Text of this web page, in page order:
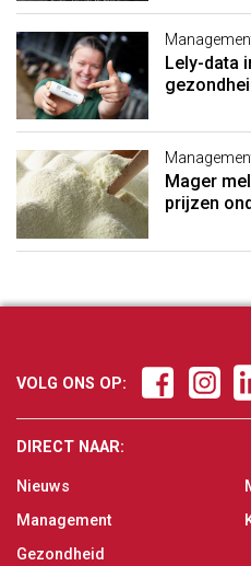
Lely-data
Mager
prijzen
VOLG ONS OP:
DIRECT NAAR:
Nieuws
Management
Gezondheid